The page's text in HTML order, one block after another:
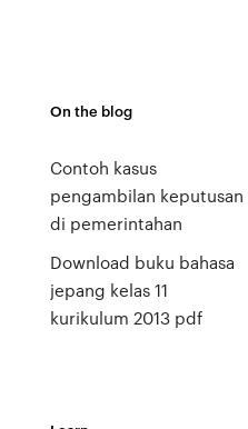
On the blog
Contoh kasus
pengambilan keputusan
di pemerintahan
Download buku bahasa
jepang kelas 11
kurikulum 2013 pdf